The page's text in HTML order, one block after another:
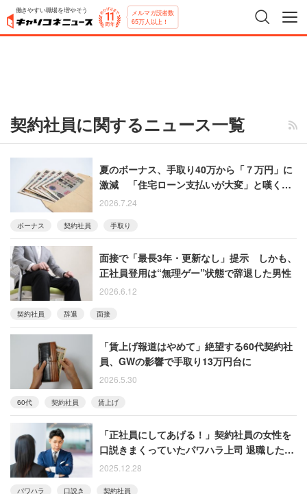
働きやすい職場を増やそう メルマガ読者数
65万人以上！
契約社員に関するニュース一覧
夏のボーナス、手取り40万から「７万円」に
激減 「住宅ローン支払いが大変」と嘆く50
代男性
2026.7.24
ボーナス 契約社員 手取り
面接で「最長3年・更新なし」提示 しかも、
正社員登用は“無理ゲー”状態で辞退した男性
2026.6.12
契約社員 辞退 面接
「賃上げ報道はやめて」絶望する60代契約社
員、GWの影響で手取り13万円台に
2026.5.30
60代 契約社員 賃上げ
「正社員にしてあげる！」契約社員の女性を
口説きまくっていたパワハラ上司 退職した元
部下の自宅に電話してきて……
2025.12.28
パワハラ 口説き 契約社員